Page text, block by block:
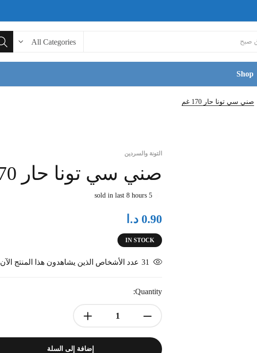
Shop
صني سي تونا حار 170 غم
التونة والسردين
صني سي تونا حار 170 غم
5 sold in last 8 hours
0.90 د.ا
IN STOCK
31 عدد الأشخاص الذين يشاهدون هذا المنتج الآن
Quantity:
إضافة إلى السلة